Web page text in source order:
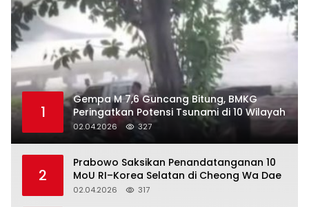
1
Gempa M 7,6 Guncang Bitung, BMKG
Peringatkan Potensi Tsunami di 10 Wilayah
02.04.2026 327
2
Prabowo Saksikan Penandatanganan 10
MoU RI–Korea Selatan di Cheong Wa Dae
02.04.2026 317